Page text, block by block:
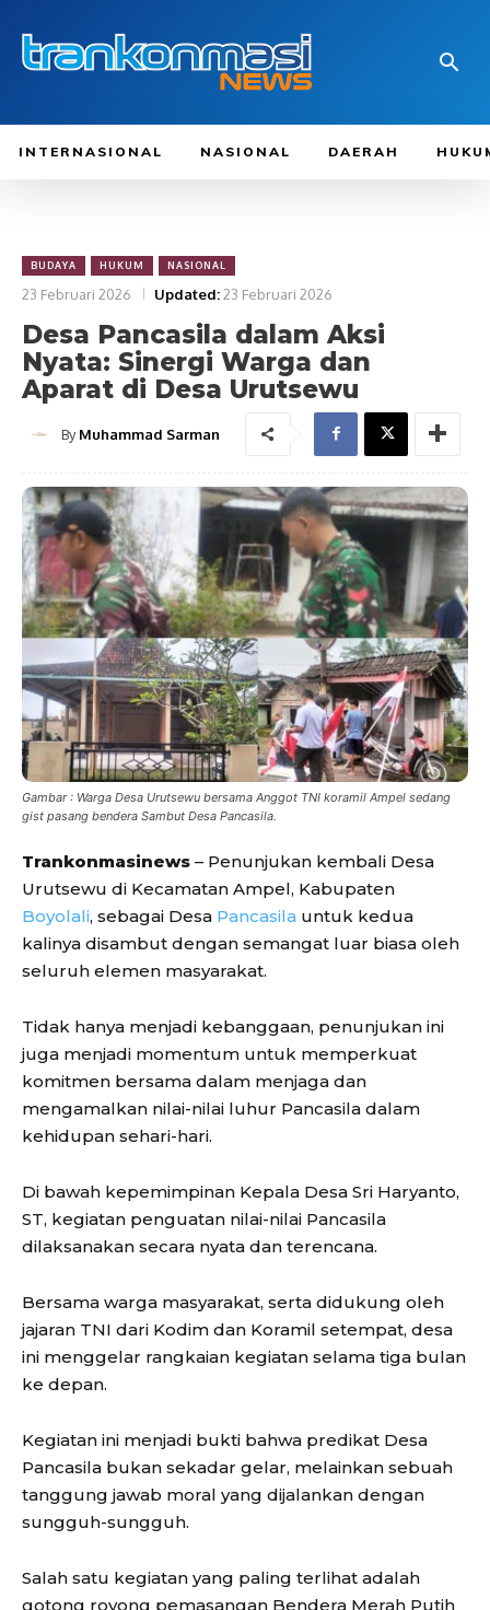
INTERNASIONAL NASIONAL DAERAH
BUDAYA HUKUM NASIONAL
23 Februari 2026 Updated:23 Februari 2026
Desa Pancasila dalam Aksi
Nyata: Sinergi Warga dan
Aparat di Desa Urutsewu
By Muhammad Sarman
Gambar : Warga Desa Urutsewu bersama Anggot TNI koramil Ampel sedang
gist pasang bendera Sambut Desa Pancasila.
Trankonmasinews – Penunjukan kembali Desa
Urutsewu di Kecamatan Ampel, Kabupaten
Boyolali, sebagai Desa Pancasila untuk kedua
kalinya disambut dengan semangat luar biasa oleh
seluruh elemen masyarakat.
Tidak hanya menjadi kebanggaan, penunjukan ini
juga menjadi momentum untuk memperkuat
komitmen bersama dalam menjaga dan
mengamalkan nilai-nilai luhur Pancasila dalam
kehidupan sehari-hari.
Di bawah kepemimpinan Kepala Desa Sri Haryanto,
ST, kegiatan penguatan nilai-nilai Pancasila
dilaksanakan secara nyata dan terencana.
Bersama warga masyarakat, serta didukung oleh
jajaran TNI dari Kodim dan Koramil setempat, desa
ini menggelar rangkaian kegiatan selama tiga bulan
ke depan.
Kegiatan ini menjadi bukti bahwa predikat Desa
Pancasila bukan sekadar gelar, melainkan sebuah
tanggung jawab moral yang dijalankan dengan
sungguh-sungguh.
Salah satu kegiatan yang paling terlihat adalah
gotong royong pemasangan Bendera Merah Putih